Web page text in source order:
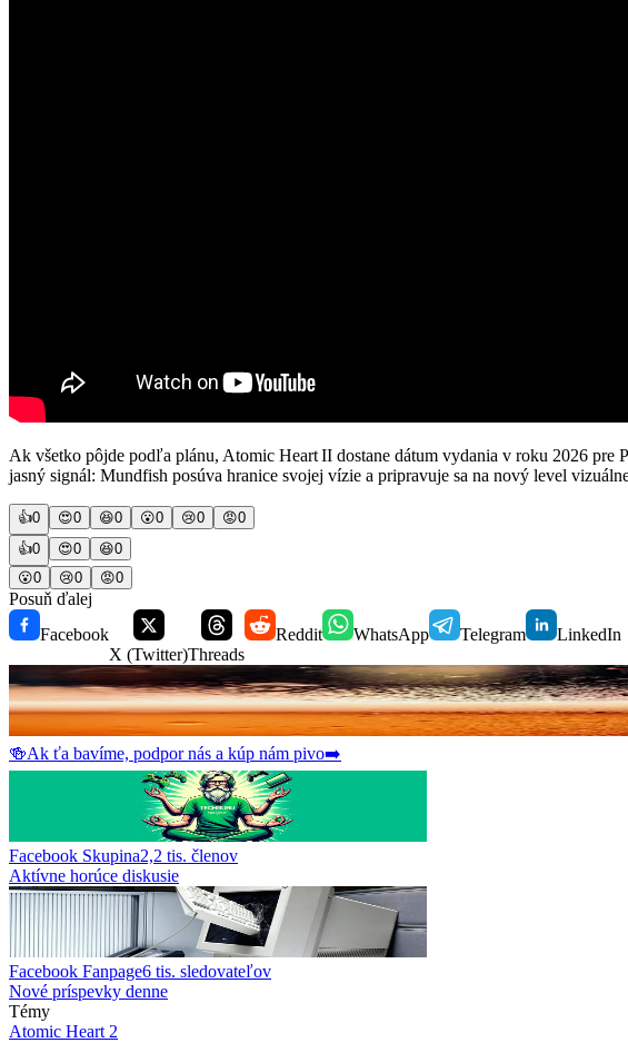
Ak všetko pôjde podľa plánu, Atomic Heart II dostane dátum vydania v roku 2026 pre
jasný signál: Mundfish posúva hranice svojej vízie a pripravuje sa na nový level
👍0 😍0 😆0 😮0 😢0 😡0
👍0 😍0 😆0
😮0 😢0 😡0
Posuň ďalej
Facebook
X (Twitter)Threads
Reddit WhatsApp Telegram LinkedIn
🍻Ak ťa bavíme, podpor nás a kúp nám pivo➡️
Facebook Skupina2,2 tis. členov
Aktívne horúce diskusie
Facebook Fanpage6 tis. sledovateľov
Nové príspevky denne
Témy
Atomic Heart 2